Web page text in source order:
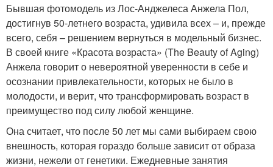
Бывшая фотомодель из Лос-Анджелеса Анжела Пол,
достигнув 50-летнего возраста, удивила всех – и, прежде
всего, себя – решением вернуться в модельный бизнес.
В своей книге «Красота возраста» (The Beauty of Aging)
Анжела говорит о невероятной уверенности в себе и
осознании привлекательности, которых не было в
молодости, и верит, что трансформировать возраст в
преимущество под силу любой женщине.
Она считает, что после 50 лет мы сами выбираем свою
внешность, которая гораздо больше зависит от образа
жизни, нежели от генетики. Ежедневные занятия